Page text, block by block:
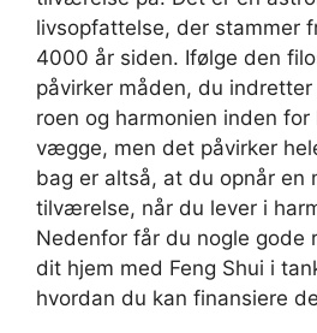
livsopfattelse, der stammer
4000 år siden. Ifølge den
påvirker måden, du
roen og harmonien inden
vægge, men det påvirker
bag er altså, at du opnår en
tilværelse, når du lever i
Nedenfor får du nogle gode
dit hjem med Feng Shui i
hvordan du kan finansiere